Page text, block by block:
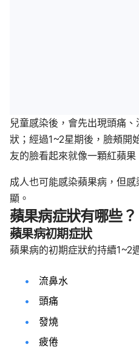
兒童感染後，會先出現頭痛
狀；經過1~2星期後，臉頰開
友的臉看起來就像一顆紅蘋果
成人也可能感染蘋果病，但
顯。
蘋果病症狀有哪些？
蘋果病初期症狀
蘋果病的初期症狀約持續1~2
流鼻水
頭痛
發燒
疲倦